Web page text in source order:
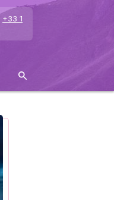
+33 1